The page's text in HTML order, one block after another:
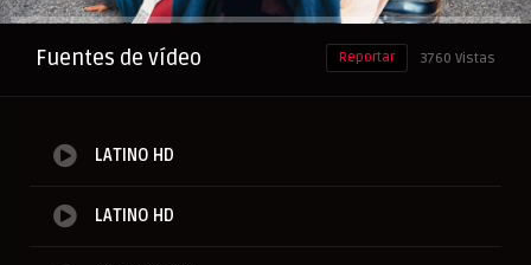
Anuncio
Fuentes de vídeo 3760 Vistas
Reportar
LATINO HD
LATINO HD